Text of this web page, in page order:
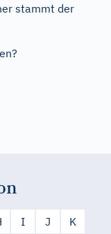
stammt der
I J
K